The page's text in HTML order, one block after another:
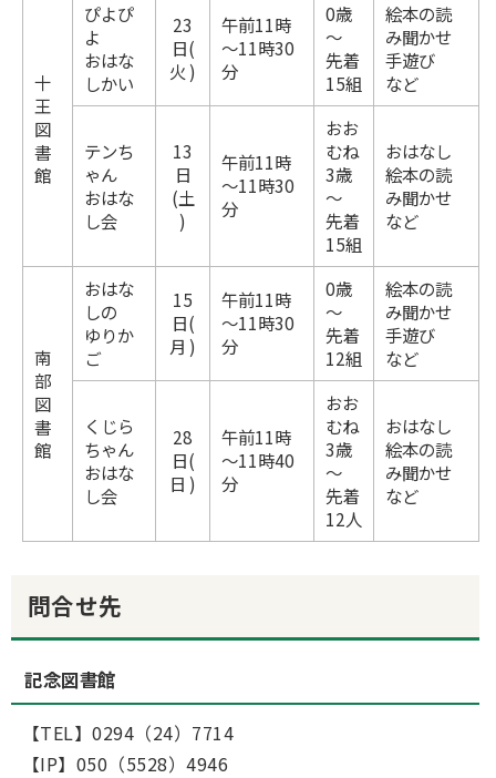
十
王
図
書
館
ぴよぴ
よ
おはな
しかい
23
日(
火 )
午前11時
～11時30
分
0歳
～
先着
15組
絵本の読
み聞かせ
手遊び
など
テンち
ゃん
おはな
し会
13
日
(土
)
午前11時
～11時30
分
おお
むね
3歳
～
先着
15組
おはなし
絵本の読
み聞かせ
など
南
部
図
書
館
おはな
しの
ゆりか
ご
15
日(
月 )
午前11時
～11時30
分
0歳
～
先着
12組
絵本の読
み聞かせ
手遊び
など
くじら
ちゃん
おはな
し会
28
日(
日 )
午前11時
～11時40
分
おお
むね
3歳
～
先着
12人
おはなし
絵本の読
み聞かせ
など
問合せ先
記念図書館
【TEL】0294（24）7714
【IP】050（5528）4946